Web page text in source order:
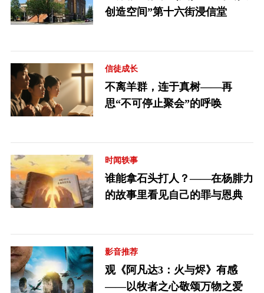
创造空间”第十六街浸信堂
信徒成长
不离羊群，连于真树——再
思“不可停止聚会”的呼唤
时闻轶事
谁能拿石头打人？——在杨腓力
的故事里看见自己的罪与恩典
影音推荐
观《阿凡达3：火与烬》有感
——以牧者之心敬颂万物之爱